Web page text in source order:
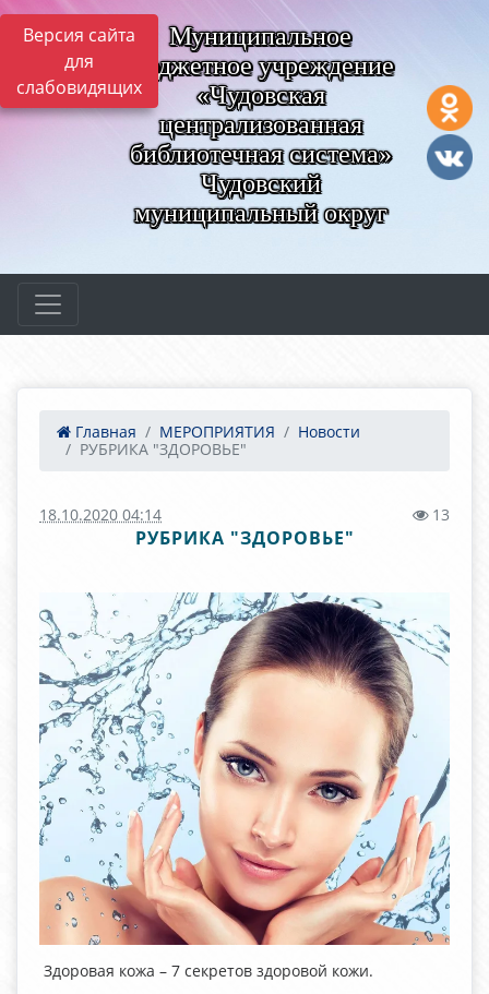
Версия сайта
для
слабовидящих
Муниципальное
бюджетное учреждение
«Чудовская
централизованная
библиотечная система»
Чудовский
муниципальный округ
Главная МЕРОПРИЯТИЯ
Новости
РУБРИКА "ЗДОРОВЬЕ"
18.10.2020 04:14 13
РУБРИКА "ЗДОРОВЬЕ"
Здоровая кожа – 7 секретов здоровой кожи.